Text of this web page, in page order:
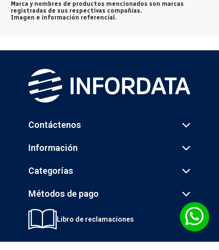
Marca y nombres de productos mencionados son marcas
registradas de sus respectivas compañías.
Imagen e información referencial.
Contáctenos
Información
Categorías
Métodos de pago
Libro de reclamaciones